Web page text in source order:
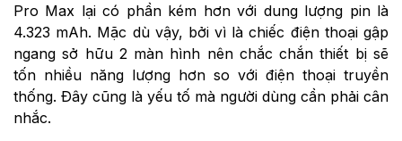
Pro Max lại có phần kém hơn với dung lượng pin là
4.323 mAh. Mặc dù vậy, bởi vì là chiếc điện thoại gập
ngang sở hữu 2 màn hình nên chắc chắn thiết bị sẽ
tốn nhiều năng lượng hơn so với điện thoại truyền
thống. Đây cũng là yếu tố mà người dùng cần phải cân
nhắc.